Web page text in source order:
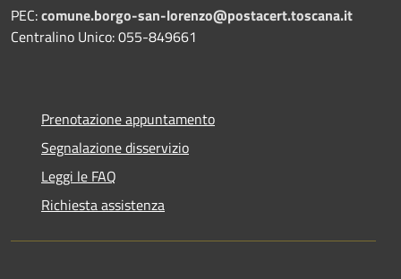
PEC:comune.borgo-san-lorenzo@postacert.toscana.it
Centralino Unico: 055-849661
Prenotazione appuntamento
Segnalazione disservizio
Leggi le FAQ
Richiesta assistenza